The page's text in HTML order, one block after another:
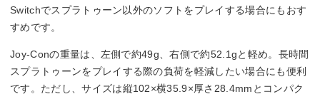
Switchでスプラトゥーン以外のソフトをプレイする場合にもおす
すめです。
Joy-Conの重量は、左側で約49g、右側で約52.1gと軽め。長時間
スプラトゥーンをプレイする際の負荷を軽減したい場合にも便利
です。ただし、サイズは縦102×横35.9×厚さ28.4mmとコンパク